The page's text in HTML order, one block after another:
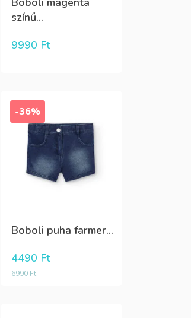
színű...
9990 Ft
-36%
Boboli puha farmer...
6990Ft
4490 Ft